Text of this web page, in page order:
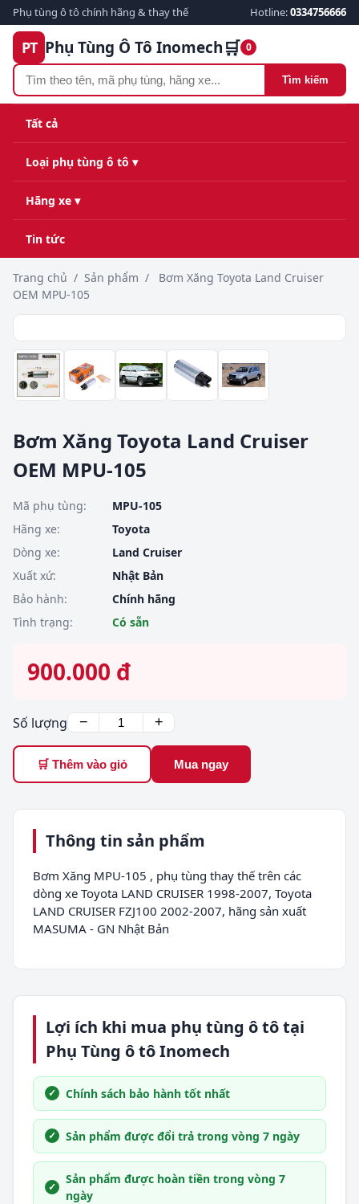
Phụ tùng ô tô chính hãng & thay thế Hotline:0334756666
PT Phụ Tùng Ô Tô Inomech
Tìm kiếm
🛒 0
Tất cả
Loại phụ tùng ô tô ▾
Hãng xe ▾
Tin tức
Trang chủ / Sản phẩm /
Bơm Xăng Toyota Land Cruiser
OEM MPU-105
Bơm Xăng Toyota Land Cruiser
OEM MPU-105
Mã phụ tùng:
MPU-105
Hãng xe:
Toyota
Dòng xe:
Land Cruiser
Xuất xứ:
Nhật Bản
Bảo hành:
Chính hãng
Tình trạng:
Có sẵn
900.000 đ
Số lượng − +
🛒 Thêm vào giỏ Mua ngay
Thông tin sản phẩm
Bơm Xăng MPU-105 , phụ tùng thay thế trên các
dòng xe Toyota LAND CRUISER 1998-2007, Toyota
LAND CRUISER FZJ100 2002-2007, hãng sản xuất
MASUMA - GN Nhật Bản
Lợi ích khi mua phụ tùng ô tô tại
Phụ Tùng ô tô Inomech
Chính sách bảo hành tốt nhất
Sản phẩm được đổi trả trong vòng 7 ngày
Sản phẩm được hoàn tiền trong vòng 7
ngày